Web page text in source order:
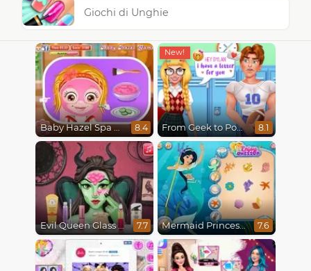
Giochi di Unghie
Baby Hazel Spa Makeover 8.4 From Geek to Popular Girl 8.1
Evil Queen Glass Skin Routine #Influencer 7.7 Mermaid Princesses 7.6